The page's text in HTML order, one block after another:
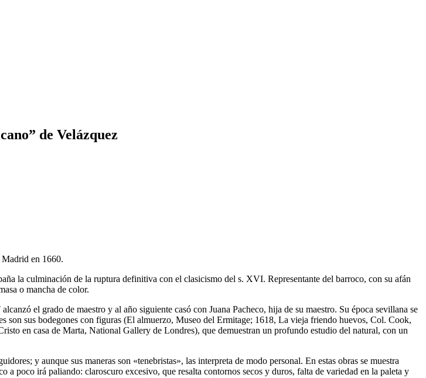
de Velázquez
en 1660.
la culminación de la ruptura definitiva con el clasicismo del s. XVI. Representante del barroco, con su afán
o mancha de color.
el grado de maestro y al año siguiente casó con Juana Pacheco, hija de su maestro. Su época sevillana se
son sus bodegones con figuras (El almuerzo, Museo del Ermitage; 1618, La vieja friendo huevos, Col. Cook,
en casa de Marta, National Gallery de Londres), que demuestran un profundo estudio del natural, con un
y aunque sus maneras son «tenebristas», las interpreta de modo personal. En estas obras se muestra
a poco irá paliando: claroscuro excesivo, que resalta contornos secos y duros, falta de variedad en la paleta y